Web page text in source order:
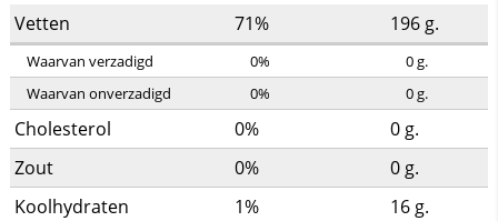
Vetten 71% 196g.
Waarvan verzadigd 0% 0g.
Waarvan onverzadigd
0% 0g.
Cholesterol 0% 0g.
Zout
0% 0g.
Koolhydraten
1% 16g.